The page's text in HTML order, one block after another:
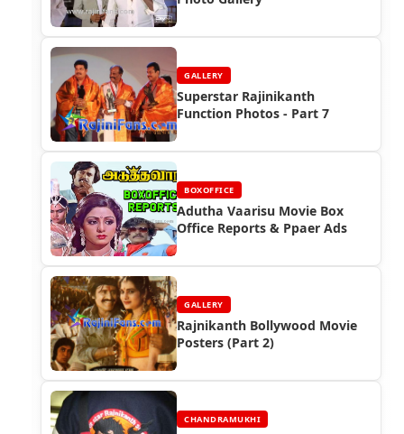
GALLERY
Superstar Rajinikanth
Function Photos - Part 7
BOXOFFICE
Adutha Vaarisu Movie Box
Office Reports & Ppaer Ads
GALLERY
Rajnikanth Bollywood Movie
Posters (Part 2)
CHANDRAMUKHI